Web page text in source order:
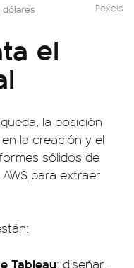
dólares Pexels
el
la posición
la creación y el
sólidos de
para extraer
Tableau: diseñar,